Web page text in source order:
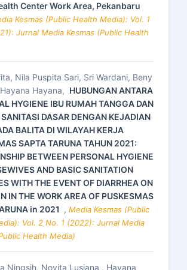
Center Work Area, Pekanbaru
Kesmas (Public Health Media): Vol. 1
Jurnal Media Kesmas (Public Health
Nila Puspita Sari, Sri Wardani, Beny
Hayana, HUBUNGAN ANTARA
HYGIENE IBU RUMAH TANGGA DAN
DASAR DENGAN KEJADIAN
BALITA DI WILAYAH KERJA
SAPTA TARUNA TAHUN 2021:
BETWEEN PERSONAL HYGIENE
AND BASIC SANITATION
WITH THE EVENT OF DIARRHEA ON
IN THE WORK AREA OF PUSKESMAS
in 2021 , Media Kesmas (Public
Vol. 2 No. 1 (2022): Jurnal Media
Health Media)
Ningsih, Novita Lusiana , Hayana